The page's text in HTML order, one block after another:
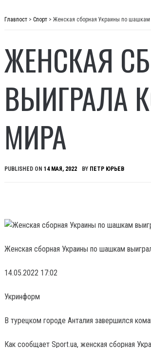
Главпост > Спорт > Женская сборная Украины по
ЖЕНСКАЯ
ВЫИГРАЛА
МИРА
PUBLISHED ON 14 МАЯ, 2022 BY ПЕТР ЮРЬЕВ
Женская сборная Украины по шашкам
14.05.2022 17:02
Укринформ
В турецком городе Анталия завершился
Как сообщает Sport.ua, женская сборная